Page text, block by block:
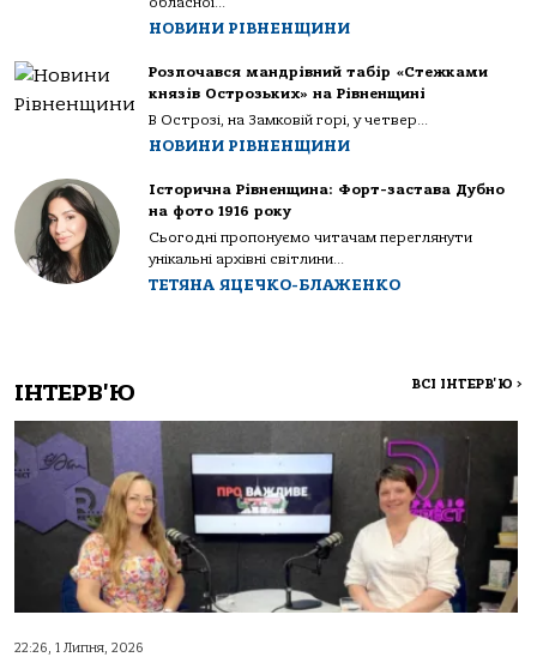
НОВИНИ РІВНЕНЩИНИ
Розпочався мандрівний табір «Стежками
князів Острозьких» на Рівненщині
В Острозі, на Замковій горі, у четвер...
НОВИНИ РІВНЕНЩИНИ
Історична Рівненщина: Форт-застава Дубно
на фото 1916 року
Сьогодні пропонуємо читачам переглянути
унікальні архівні світлини...
ТЕТЯНА ЯЦЕЧКО-БЛАЖЕНКО
ІНТЕРВ'Ю ВСІ ІНТЕРВ'Ю >
22:26, 1 Липня, 2026